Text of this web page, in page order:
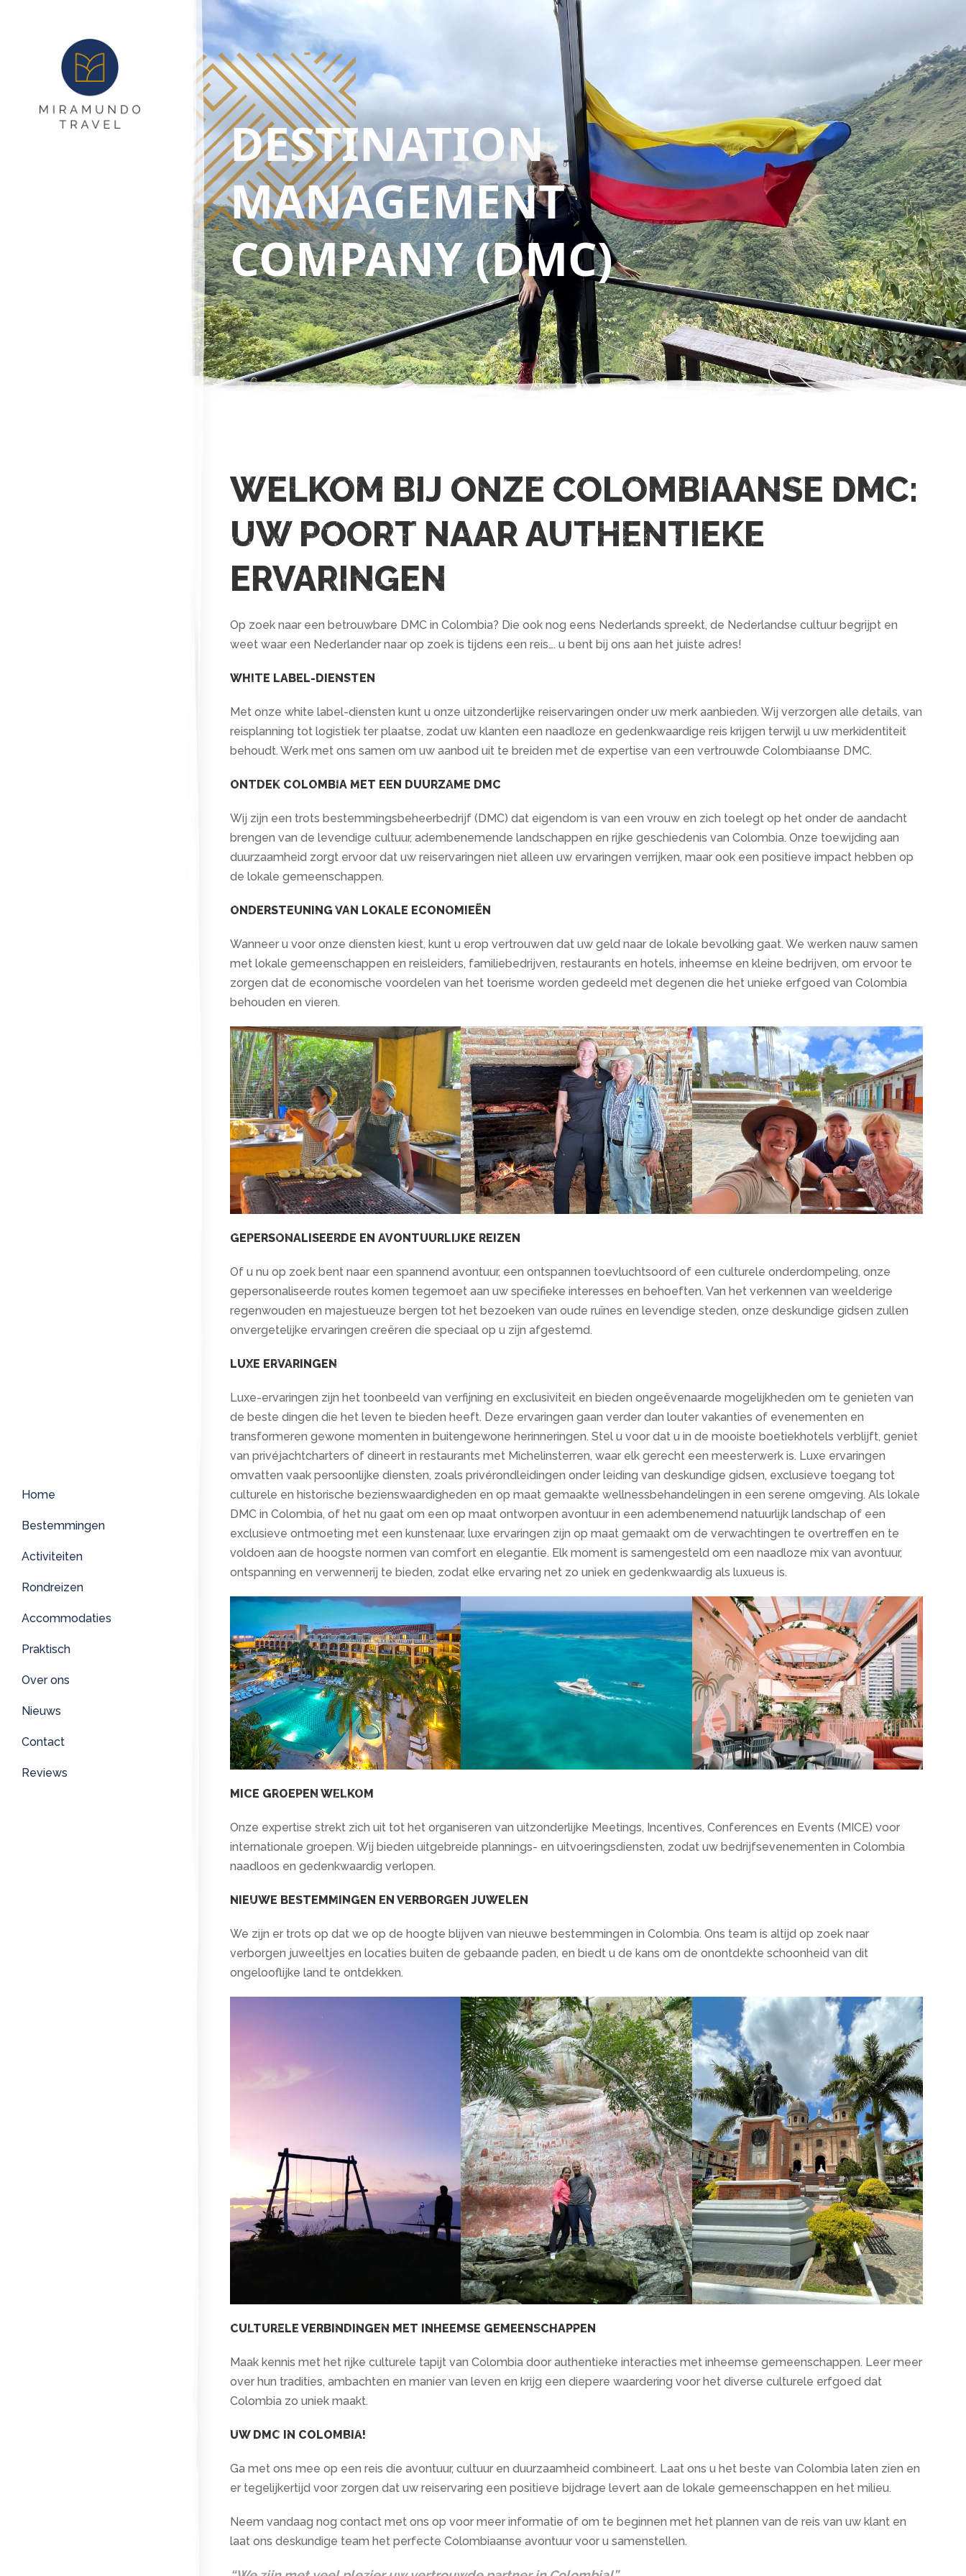
Home
Bestemmingen
Activiteiten
Rondreizen
Accommodaties
Praktisch
Over ons
Nieuws
Contact
Reviews
DESTINATION
MANAGEMENT
COMPANY (DMC)
WELKOM BIJ ONZE COLOMBIAANSE DMC:
UW POORT NAAR AUTHENTIEKE
ERVARINGEN
Op zoek naar een betrouwbare DMC in Colombia? Die ook nog eens Nederlands spreekt, de Nederlandse cultuur begrijpt en
weet waar een Nederlander naar op zoek is tijdens een reis…. u bent bij ons aan het juiste adres!
WHITE LABEL-DIENSTEN
Met onze white label-diensten kunt u onze uitzonderlijke reiservaringen onder uw merk aanbieden. Wij verzorgen alle details, van
reisplanning tot logistiek ter plaatse, zodat uw klanten een naadloze en gedenkwaardige reis krijgen terwijl u uw merkidentiteit
behoudt. Werk met ons samen om uw aanbod uit te breiden met de expertise van een vertrouwde Colombiaanse DMC.
ONTDEK COLOMBIA MET EEN DUURZAME DMC
Wij zijn een trots bestemmingsbeheerbedrijf (DMC) dat eigendom is van een vrouw en zich toelegt op het onder de aandacht
brengen van de levendige cultuur, adembenemende landschappen en rijke geschiedenis van Colombia. Onze toewijding aan
duurzaamheid zorgt ervoor dat uw reiservaringen niet alleen uw ervaringen verrijken, maar ook een positieve impact hebben op
de lokale gemeenschappen.
ONDERSTEUNING VAN LOKALE ECONOMIEËN
Wanneer u voor onze diensten kiest, kunt u erop vertrouwen dat uw geld naar de lokale bevolking gaat. We werken nauw samen
met lokale gemeenschappen en reisleiders, familiebedrijven, restaurants en hotels, inheemse en kleine bedrijven, om ervoor te
zorgen dat de economische voordelen van het toerisme worden gedeeld met degenen die het unieke erfgoed van Colombia
behouden en vieren.
GEPERSONALISEERDE EN AVONTUURLIJKE REIZEN
Of u nu op zoek bent naar een spannend avontuur, een ontspannen toevluchtsoord of een culturele onderdompeling, onze
gepersonaliseerde routes komen tegemoet aan uw specifieke interesses en behoeften. Van het verkennen van weelderige
regenwouden en majestueuze bergen tot het bezoeken van oude ruïnes en levendige steden, onze deskundige gidsen zullen
onvergetelijke ervaringen creëren die speciaal op u zijn afgestemd.
LUXE ERVARINGEN
Luxe-ervaringen zijn het toonbeeld van verfijning en exclusiviteit en bieden ongeëvenaarde mogelijkheden om te genieten van
de beste dingen die het leven te bieden heeft. Deze ervaringen gaan verder dan louter vakanties of evenementen en
transformeren gewone momenten in buitengewone herinneringen. Stel u voor dat u in de mooiste boetiekhotels verblijft, geniet
van privéjachtcharters of dineert in restaurants met Michelinsterren, waar elk gerecht een meesterwerk is. Luxe ervaringen
omvatten vaak persoonlijke diensten, zoals privérondleidingen onder leiding van deskundige gidsen, exclusieve toegang tot
culturele en historische bezienswaardigheden en op maat gemaakte wellnessbehandelingen in een serene omgeving. Als lokale
DMC in Colombia, of het nu gaat om een ​​op maat ontworpen avontuur in een adembenemend natuurlijk landschap of een
exclusieve ontmoeting met een kunstenaar, luxe ervaringen zijn op maat gemaakt om de verwachtingen te overtreffen en te
voldoen aan de hoogste normen van comfort en elegantie. Elk moment is samengesteld om een ​​naadloze mix van avontuur,
ontspanning en verwennerij te bieden, zodat elke ervaring net zo uniek en gedenkwaardig als luxueus is.
MICE GROEPEN WELKOM
Onze expertise strekt zich uit tot het organiseren van uitzonderlijke Meetings, Incentives, Conferences en Events (MICE) voor
internationale groepen. Wij bieden uitgebreide plannings- en uitvoeringsdiensten, zodat uw bedrijfsevenementen in Colombia
naadloos en gedenkwaardig verlopen.
NIEUWE BESTEMMINGEN EN VERBORGEN JUWELEN
We zijn er trots op dat we op de hoogte blijven van nieuwe bestemmingen in Colombia. Ons team is altijd op zoek naar
verborgen juweeltjes en locaties buiten de gebaande paden, en biedt u de kans om de onontdekte schoonheid van dit
ongelooflijke land te ontdekken.
CULTURELE VERBINDINGEN MET INHEEMSE GEMEENSCHAPPEN
Maak kennis met het rijke culturele tapijt van Colombia door authentieke interacties met inheemse gemeenschappen. Leer meer
over hun tradities, ambachten en manier van leven en krijg een diepere waardering voor het diverse culturele erfgoed dat
Colombia zo uniek maakt.
UW DMC IN COLOMBIA!
Ga met ons mee op een reis die avontuur, cultuur en duurzaamheid combineert. Laat ons u het beste van Colombia laten zien en
er tegelijkertijd voor zorgen dat uw reiservaring een positieve bijdrage levert aan de lokale gemeenschappen en het milieu.
Neem vandaag nog contact met ons op voor meer informatie of om te beginnen met het plannen van de reis van uw klant en
laat ons deskundige team het perfecte Colombiaanse avontuur voor u samenstellen.